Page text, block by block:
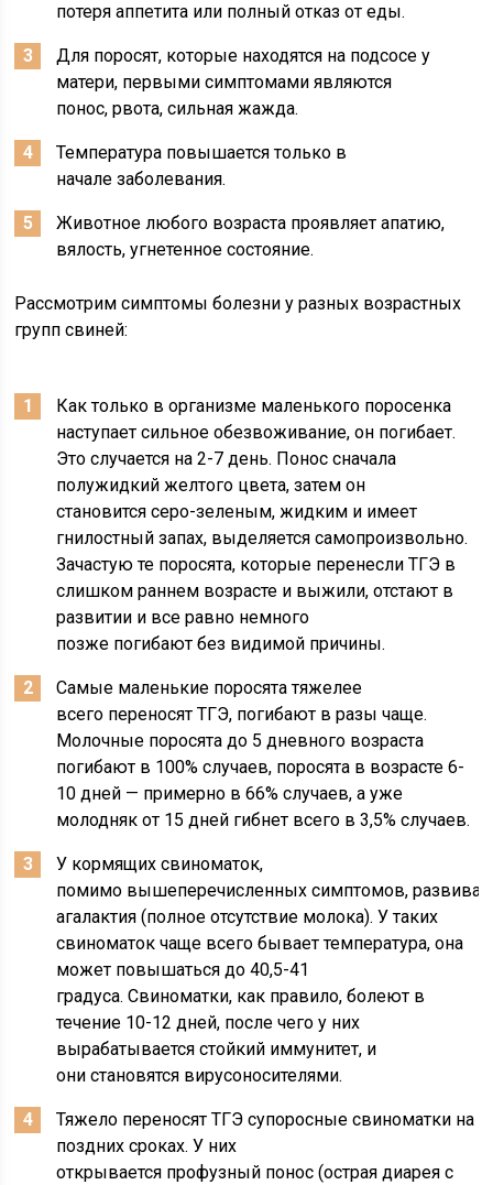
потеря аппетита или полный отказ от еды.
Для поросят, которые находятся на подсосе у
матери, первыми симптомами являются
понос, рвота, сильная жажда.
Температура повышается только в
начале заболевания.
Животное любого возраста проявляет апатию,
вялость, угнетенное состояние.
Рассмотрим симптомы болезни у разных возрастных
групп свиней:
Как только в организме маленького поросенка
наступает сильное обезвоживание, он погибает.
Это случается на 2-7 день. Понос сначала
полужидкий желтого цвета, затем он
становится серо-зеленым, жидким и имеет
гнилостный запах, выделяется самопроизвольно.
Зачастую те поросята, которые перенесли ТГЭ в
слишком раннем возрасте и выжили, отстают в
развитии и все равно немного
позже погибают без видимой причины.
Самые маленькие поросята тяжелее
всего переносят ТГЭ, погибают в разы чаще.
Молочные поросята до 5 дневного возраста
погибают в 100% случаев, поросята в возрасте 6-
10 дней — примерно в 66% случаев, а уже
молодняк от 15 дней гибнет всего в 3,5% случаев.
У кормящих свиноматок,
помимо вышеперечисленных симптомов,
агалактия (полное отсутствие молока). У таких
свиноматок чаще всего бывает температура, она
может повышаться до 40,5-41
градуса. Свиноматки, как правило, болеют в
течение 10-12 дней, после чего у них
вырабатывается стойкий иммунитет, и
они становятся вирусоносителями.
Тяжело переносят ТГЭ супоросные свиноматки на
поздних сроках. У них
открывается профузный понос (острая диарея с